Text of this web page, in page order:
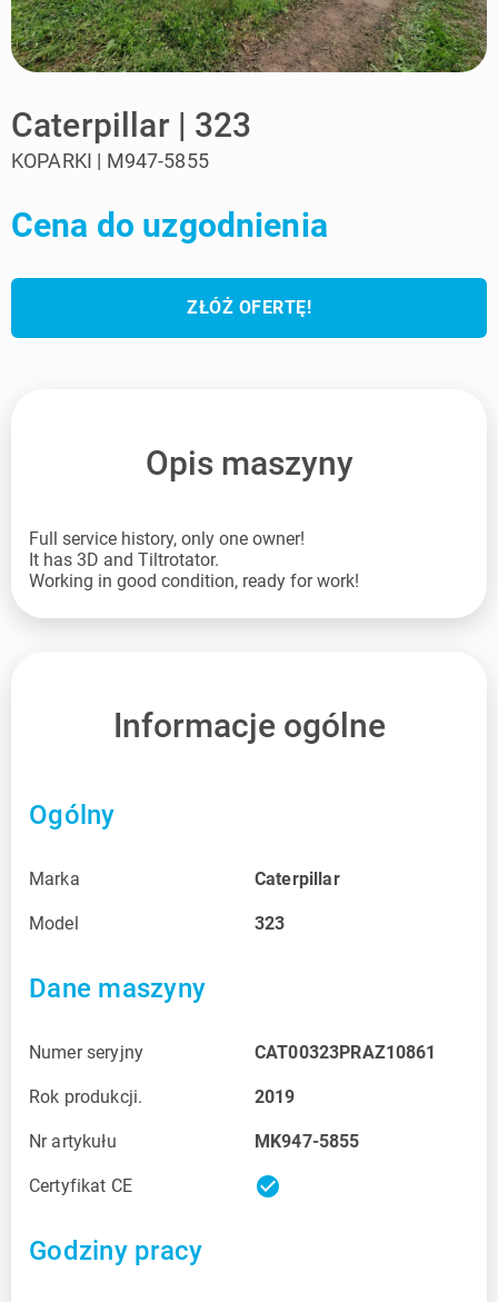
Caterpillar | 323
KOPARKI | M947-5855
Cena do uzgodnienia
ZŁÓŻ OFERTĘ!
Opis maszyny
Full service history, only one owner!
It has 3D and Tiltrotator.
Working in good condition, ready for work!
Informacje ogólne
Ogólny
Marka Caterpillar
Model 323
Dane maszyny
Numer seryjny CAT00323PRAZ10861
Rok produkcji. 2019
Nr artykułu MK947-5855
Certyfikat CE check_circle
Godziny pracy